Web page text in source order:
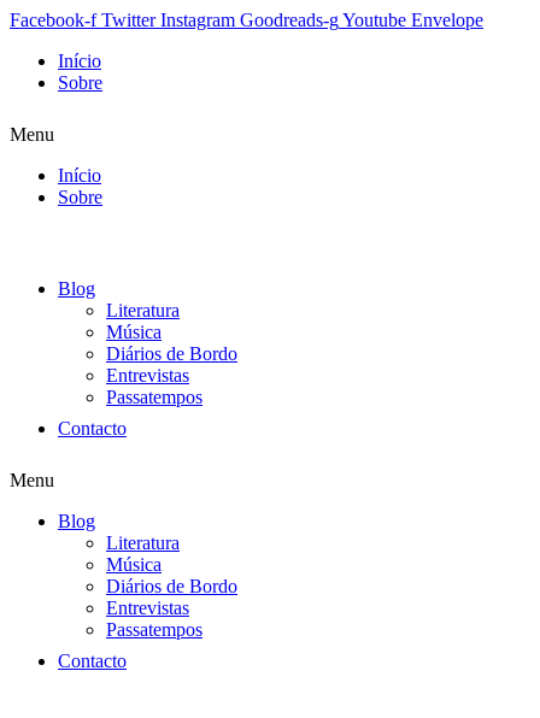
Facebook-f Twitter Instagram Goodreads-gYoutube Envelope
Início
Sobre
Menu
Início
Sobre
Blog
Literatura
Música
Diários de Bordo
Entrevistas
Passatempos
Contacto
Menu
Blog
Literatura
Música
Diários de Bordo
Entrevistas
Passatempos
Contacto